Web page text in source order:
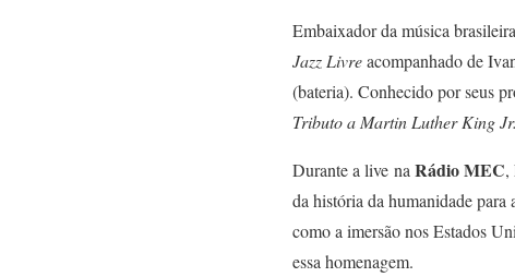
Embaixador da música
Jazz Livreacompanhado de
(bateria). Conhecido por seus
Tributo a Martin Luther King Jr.
Durante a live na Rádio MEC,
da história da humanidade
como a imersão nos Estados
essa homenagem.